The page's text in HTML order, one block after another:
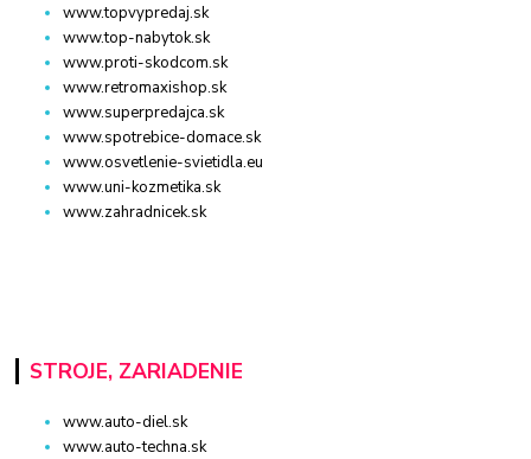
www.topvypredaj.sk
www.top-nabytok.sk
www.proti-skodcom.sk
www.retromaxishop.sk
www.superpredajca.sk
www.spotrebice-domace.sk
www.osvetlenie-svietidla.eu
www.uni-kozmetika.sk
www.zahradnicek.sk
STROJE, ZARIADENIE
www.auto-diel.sk
www.auto-techna.sk